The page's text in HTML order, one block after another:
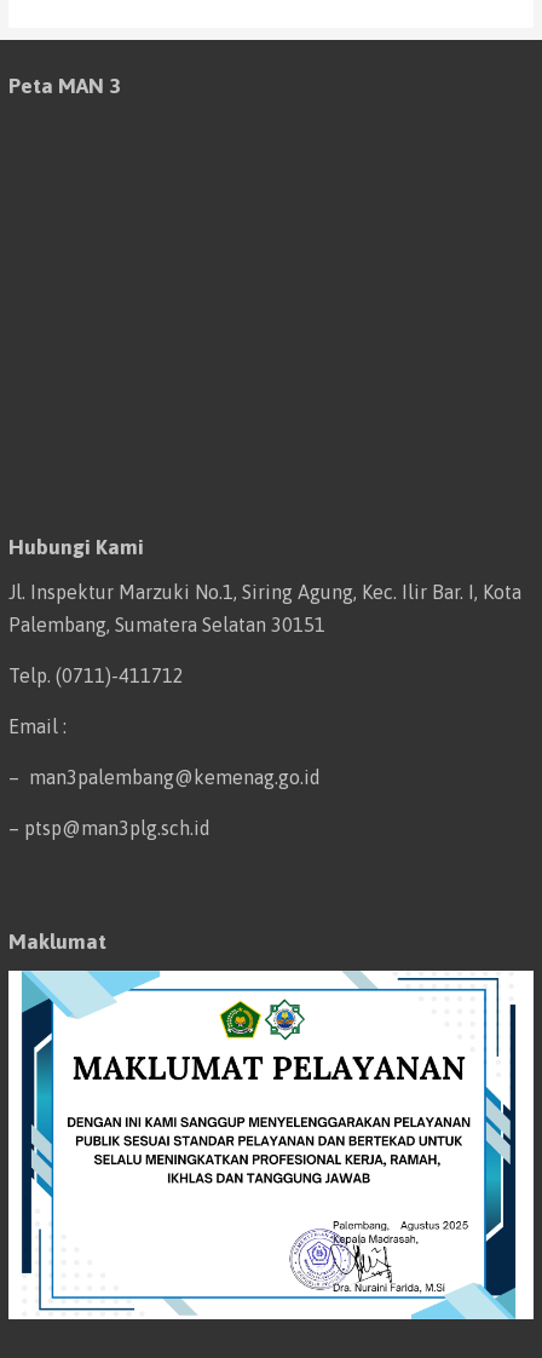
Peta MAN 3
Hubungi Kami
Jl. Inspektur Marzuki No.1, Siring Agung, Kec. Ilir Bar. I, Kota
Palembang, Sumatera Selatan 30151
Telp. (0711)-411712
Email :
– man3palembang@kemenag.go.id
– ptsp@man3plg.sch.id
Maklumat